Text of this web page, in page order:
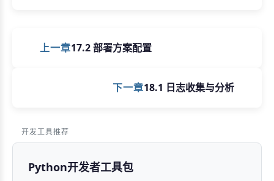
上一章17.2 部署方案配置
下一章18.1 日志收集与分析
开发工具推荐
Python开发者工具包